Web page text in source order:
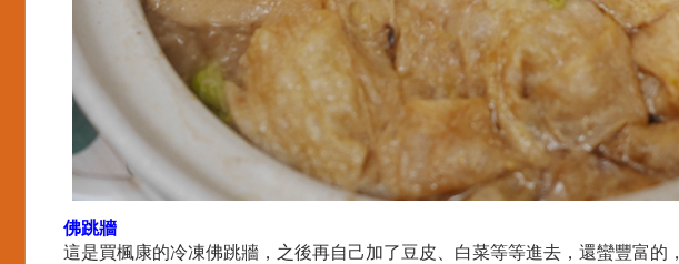
佛跳牆
這是買楓康的冷凍佛跳牆，之後再自己加了豆皮、白菜等等進去，還蠻豐富的，